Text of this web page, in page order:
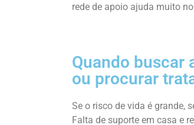
rede de apoio ajuda muito
Quando buscar
ou procurar
Se o risco de vida é grande,
Falta de suporte em casa e